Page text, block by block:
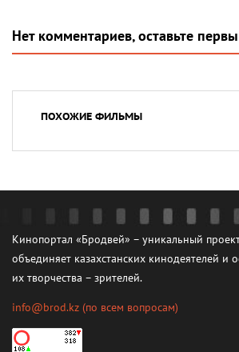
Нет комментариев, оставьте
ПОХОЖИЕ ФИЛЬМЫ
Кинопортал «Бродвей» – уникальный
объединяет казахстанских кинодеятелей и
их творчества – зрителей.
info@brod.kz (по всем вопросам)